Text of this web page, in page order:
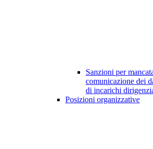
Sanzioni per
comunicazione dei
di incarichi
Posizioni organizzative